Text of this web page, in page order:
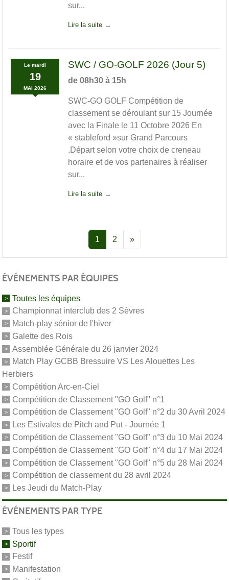
sur...
Lire la suite
Lemardi
19
MAI 2026
SWC / GO-GOLF 2026 (Jour 5)
de 08h30 à 15h
SWC-GO GOLF Compétition de
classement se déroulant sur 15 Journée
avec la Finale le 11 Octobre 2026 En
« stableford »sur Grand Parcours
.Départ selon votre choix de creneau
horaire et de vos partenaires à réaliser
sur...
Lire la suite
1 2 »
ÉVÉNEMENTS PAR ÉQUIPES
Toutes les équipes
Championnat interclub des 2 Sèvres
Match-play sénior de l'hiver
Galette des Rois
Assemblée Générale du 26 janvier 2024
Match Play GCBB Bressuire VS Les Alouettes Les
Herbiers
Compétition Arc-en-Ciel
Compétition de Classement "GO Golf" n°1
Compétition de Classement "GO Golf" n°2 du 30 Avril 2024
Les Estivales de Pitch and Put - Journée 1
Compétition de Classement "GO Golf" n°3 du 10 Mai 2024
Compétition de Classement "GO Golf" n°4 du 17 Mai 2024
Compétition de Classement "GO Golf" n°5 du 28 Mai 2024
Compétition de classement du 28 avril 2024
Les Jeudi du Match-Play
ÉVÉNEMENTS PAR TYPE
Tous les types
Sportif
Festif
Manifestation